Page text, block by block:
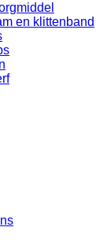
en klittenband